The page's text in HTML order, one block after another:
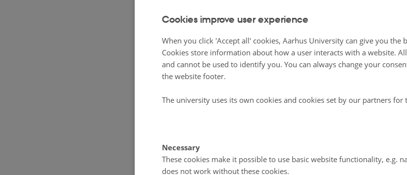
skuddannelse og dermed nedsætte rodsystemets energi til
øges. Ved store rodukrudtsforekomster i parcellerne med
stubbearbejdet, inden efterafgrøderne blev etableret.
rodukrudtet, inden efterafgrøderne gjorde yderligere
plads til gentagne stubbearbejdninger, som udtørrer og
en gammelkendt strategi mod kvik. I modsætning til
Cookies improve user experience
When you click 'Accept all' cookies, Aarhus University can give you the
Cookies store information about how a user interacts with a website.
and cannot be used to identify you. You can always change your
the website footer.
The university uses its own cookies and cookies set by our partners
Necessary
These cookies make it possible to use basic website functionality, e.g.
does not work without these cookies.